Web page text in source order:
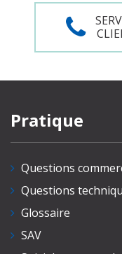
Pratique
Questions
Questions
Glossaire
SAV